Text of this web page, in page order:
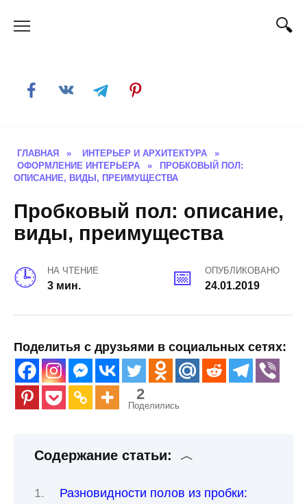
ГЛАВНАЯ » ИНТЕРЬЕР И АРХИТЕКТУРА
»
ОФОРМЛЕНИЕ ИНТЕРЬЕРА
»
ПРОБКОВЫЙ ПОЛ:
ОПИСАНИЕ, ВИДЫ, ПРЕИМУЩЕСТВА
Пробковый пол: описание,
виды, преимущества
НА ЧТЕНИЕ
3 мин.
ОПУБЛИКОВАНО
24.01.2019
Поделитья с друзьями в социальных сетях:
2
Поделились
Содержание статьи:
Разновидности полов из пробки: